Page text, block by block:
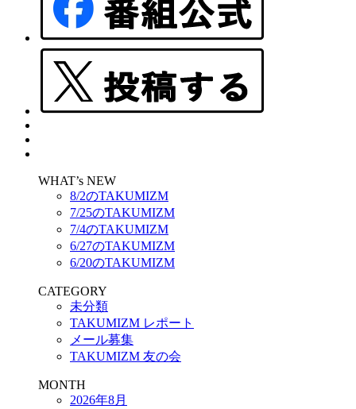
WHAT’s NEW
8/2のTAKUMIZM
7/25のTAKUMIZM
7/4のTAKUMIZM
6/27のTAKUMIZM
6/20のTAKUMIZM
CATEGORY
未分類
TAKUMIZM レポート
メール募集
TAKUMIZM 友の会
MONTH
2026年8月